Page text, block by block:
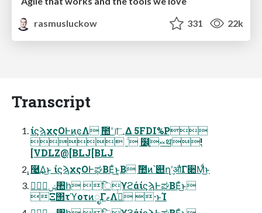
rasmusluckow
331 22k
Transcript
ίϛϡχςΟͰͷֶͼΛ ࣾ಺ʹ॥؀ͤ͞Δ 5FDI%P
 ۚ  ໼࡚༞थ!
[VDLZ@[BLJ[BLJ
͓࿩͢Δ͜ͱ ίϛϡχςΟͰಘΒΕͨ͜ͱ͔Β ࣾ಺ͷ՝୊ղܾʹऔΓ૊Μͩ͜ͱ
ࣗݾ঺հ िϒϩάίϛϡͰಘΒΕͨ͜ͱ
Ξ΢τϓοτͷೖΓޱΛ࡞ͬͨ ·ͱΊ